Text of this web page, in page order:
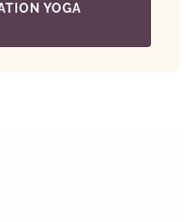
YOGA